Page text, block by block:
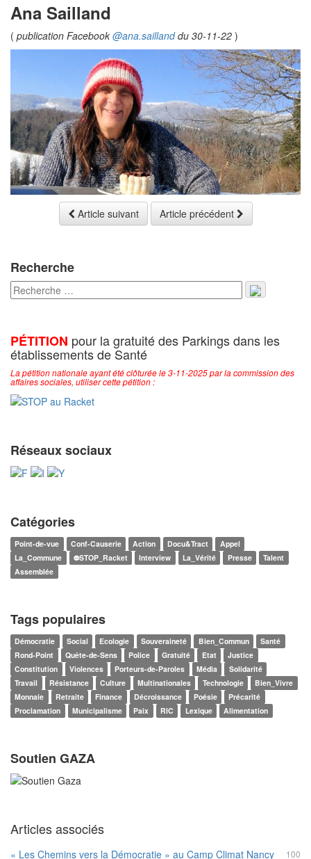
Ana Sailland
( publication Facebook @ana.saillanddu 30-11-22 )
Article suivant Article précédent
Recherche
PÉTITION pour la gratuité des Parkings dans les
établissements de Santé
La pétition nationale ayant été clôturée le 3-11-2025 par la commission des
affaires sociales, utiliser cette pétition :
Réseaux sociaux
Catégories
Point-de-vue Conf-Causerie Action Docu&Tract
Appel
La_Commune
⛔STOP_Racket Interview La_Vérité Presse
Talent
Assemblée
Tags populaires
Démocratie Social Ecologie Souveraineté Bien_Commun
Santé
Rond-Point
Quête-de-Sens Police Gratuité Etat
Justice
Constitution
Violences Porteurs-de-Paroles Média
Solidarité
Travail
Résistance Culture Multinationales Technologie
Bien_Vivre
Monnaie
Retraite Finance Décroissance Poésie
Précarité
Proclamation
Municipalisme Paix RIC Lexique Alimentation
Soutien GAZA
Articles associés
100
« Les Chemins vers la Démocratie » au Camp Climat Nancy